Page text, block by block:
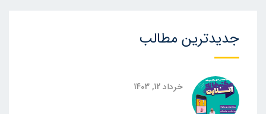
جدیدترین مطالب
خرداد 12, 1403